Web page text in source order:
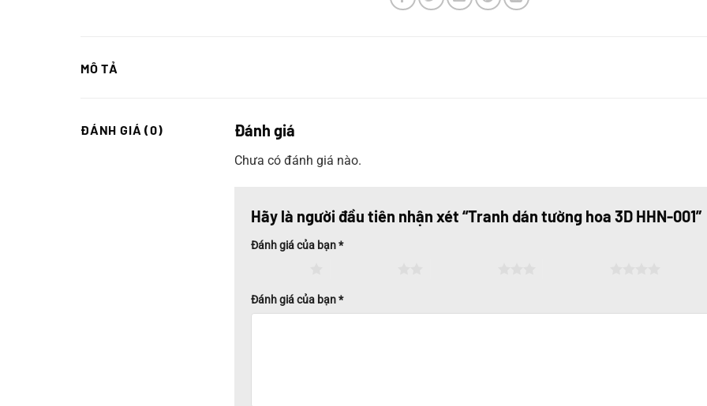
MÔ TẢ
ĐÁNH GIÁ (0) Đánh giá
Chưa có đánh giá nào.
Hãy là người đầu tiên nhận xét “Tranh dán tường hoa 3D HHN-001”
Đánh giá của bạn*
Đánh giá của bạn*